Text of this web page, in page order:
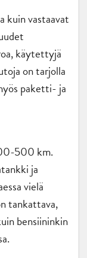
kuin vastaavat
käytettyjä
on tarjolla
paketti- ja
500 km.
ja
vielä
tankattava,
bensiininkin